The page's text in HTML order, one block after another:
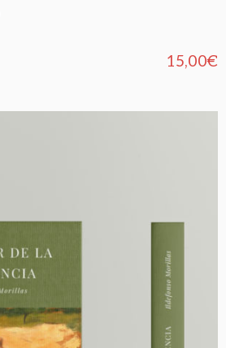
15,00€